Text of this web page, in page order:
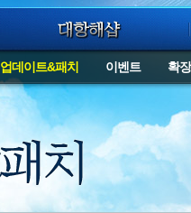
업데이트&패치 이벤트 확